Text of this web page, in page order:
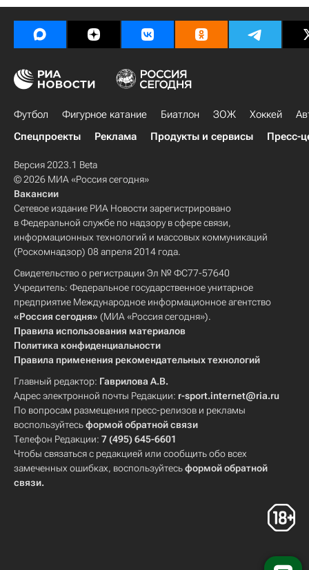
Российский футбольный союз (РФС)
Ахмат
РПЛ 2026-2027 (Чемпионат России по футболу)
Футбол Фигурное катание Биатлон ЗОЖ Хоккей
Спецпроекты
Реклама Продукты и сервисы Пресс-
Версия 2023.1 Beta
© 2026 МИА «Россия сегодня»
Вакансии
Сетевое издание РИА Новости зарегистрировано
в Федеральной службе по надзору в сфере связи,
информационных технологий и массовых коммуникаций
(Роскомнадзор) 08 апреля 2014 года.
Свидетельство о регистрации Эл № ФС77-57640
Учредитель: Федеральное государственное унитарное
предприятие Международное информационное агентство
«Россия сегодня» (МИА «Россия сегодня»).
Правила использования материалов
Политика конфиденциальности
Правила применения рекомендательных технологий
Главный редактор: Гаврилова А.В.
Адрес электронной почты Редакции: r-sport.internet@ria.ru
По вопросам размещения пресс-релизов и рекламы
воспользуйтесьформой обратной связи
Телефон Редакции: 7 (495) 645-6601
Чтобы связаться с редакцией или сообщить обо всех
замеченных ошибках, воспользуйтесьформой обратной
связи.